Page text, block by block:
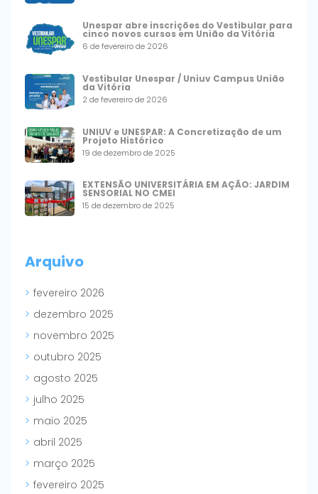
Unespar abre inscrições do Vestibular para
cinco novos cursos em União da Vitória
6 de fevereiro de 2026
Vestibular Unespar / Uniuv Campus União
da Vitória
2 de fevereiro de 2026
UNIUV e UNESPAR: A Concretização de um
Projeto Histórico
19 de dezembro de 2025
EXTENSÃO UNIVERSITÁRIA EM AÇÃO: JARDIM
SENSORIAL NO CMEI
15 de dezembro de 2025
Arquivo
fevereiro 2026
dezembro 2025
novembro 2025
outubro 2025
agosto 2025
julho 2025
maio 2025
abril 2025
março 2025
fevereiro 2025